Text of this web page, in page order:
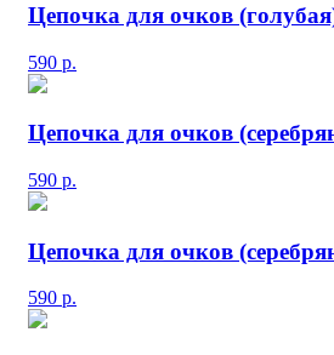
Цепочка для очков
590 р.
Цепочка для очков
590 р.
Цепочка для очков
590 р.